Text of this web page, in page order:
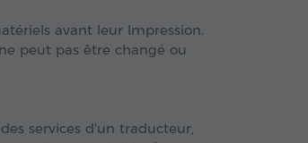
avant leur Impression.
peut pas être changé ou
services d'un traducteur,